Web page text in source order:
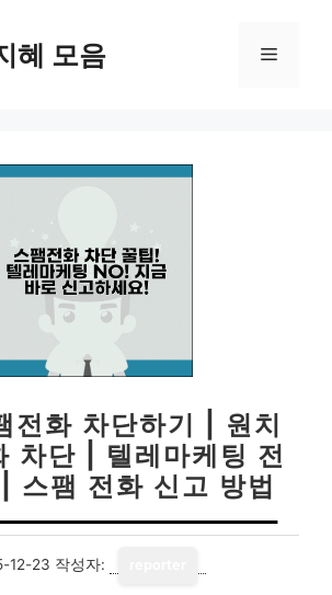
혜 모음 메
화 차단하기 | 원치
차단 | 텔레마케팅 전
스팸 전화 신고 방법
12-23 작성자: